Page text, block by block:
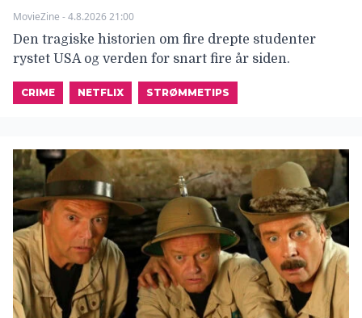
MovieZine - 4.8.2026 21:00
Den tragiske historien om fire drepte studenter
rystet USA og verden for snart fire år siden.
CRIME NETFLIX STRØMMETIPS